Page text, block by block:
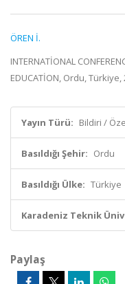
ÖREN İ.
INTERNATİONAL
EDUCATİON, Ordu,
Yayın Türü: Bildiri /
Basıldığı Şehir: Ordu
Basıldığı Ülke: Türkiye
Karadeniz Teknik
Paylaş